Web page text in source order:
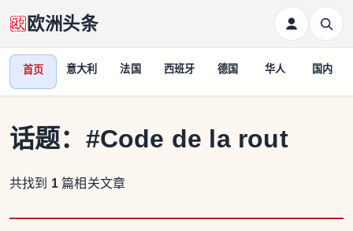
欧洲头条
首页 意大利 法国 西班牙 德国 华人 国内
话题： #Code de la rout
共找到 1 篇相关文章